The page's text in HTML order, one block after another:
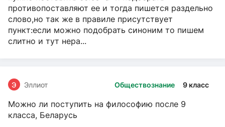
противопоставляют ее и тогда пишется раздельно
слово,но так же в правиле присутствует
пункт:если можно подобрать синоним то пишем
слитно и тут нера...
Обществознание 9 класс
Э Эллиот
Можно ли поступить на философию после 9
класса, Беларусь